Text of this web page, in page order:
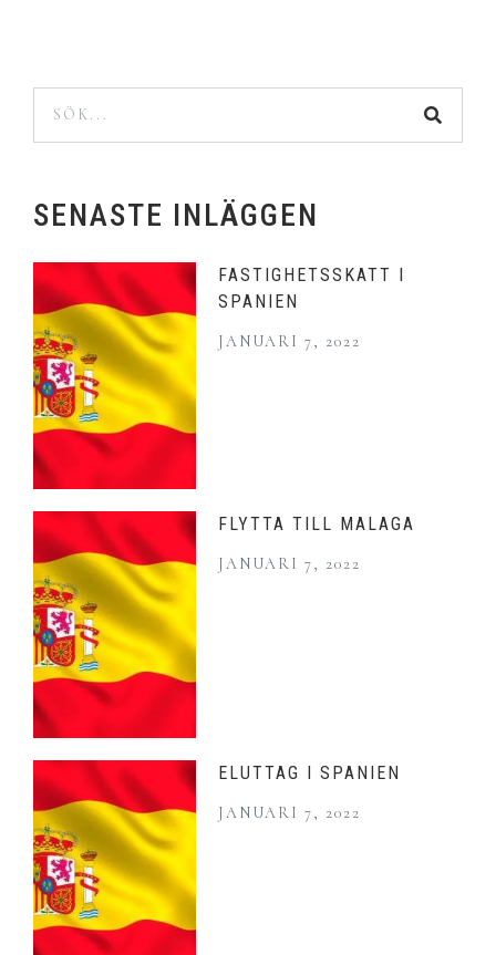
SENASTE INLÄGGEN
FASTIGHETSSKATT I
SPANIEN
JANUARI 7, 2022
FLYTTA TILL MALAGA
JANUARI 7, 2022
ELUTTAG I SPANIEN
JANUARI 7, 2022